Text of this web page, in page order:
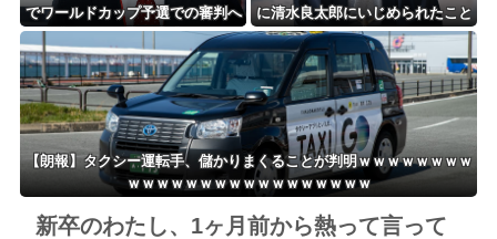
でワールドカップ予選での審判へ
の性接待がバレ大炎上大騒ぎにｗ
ｗｗｗｗｗｗｗ
に清水良太郎にいじめられたこと
を告白
【朗報】タクシー運転手、儲かりまくることが判明ｗｗｗｗｗｗｗｗ
ｗｗｗｗｗｗｗｗｗｗｗｗｗｗｗｗｗ
新卒のわたし、1ヶ月前から熱って言って